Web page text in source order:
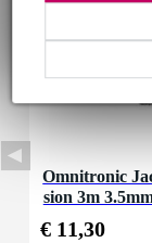
Omnitronic
sion 3m
€ 11,30